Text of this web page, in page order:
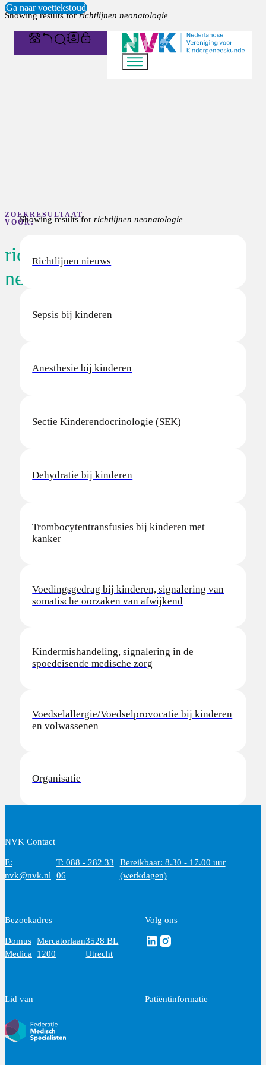
Showing results forrichtlijnen neonatologie
Ga naar hoofdinhoud
Ga naar voettekst
ZOEKRESULTAAT
VOOR:
richtlijnen
neanatologie
Showing results for richtlijnen neonatologie
Richtlijnen nieuws
Sepsis bij kinderen
Anesthesie bij kinderen
Sectie Kinderendocrinologie (SEK)
Dehydratie bij kinderen
Trombocytentransfusies bij kinderen met
kanker
Voedingsgedrag bij kinderen, signalering van
somatische oorzaken van afwijkend
Kindermishandeling, signalering in de
spoedeisende medische zorg
Voedselallergie/Voedselprovocatie bij kinderen
en volwassenen
Organisatie
NVK Contact
E:
nvk@nvk.nl
T: 088 - 282 33
06
Bereikbaar: 8.30 - 17.00 uur
(werkdagen)
Bezoekadres
Domus
Medica
Mercatorlaan
1200
3528 BL
Utrecht
Volg ons
Volg ons via Linkedin
Volg ons via Instagram
Lid van Patiëntinformatie